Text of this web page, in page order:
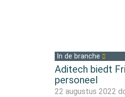
In de branche
Aditech biedt
personeel
22 augustus 2022